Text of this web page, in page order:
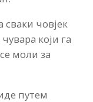
сваки човјек
који га
моли за
путем